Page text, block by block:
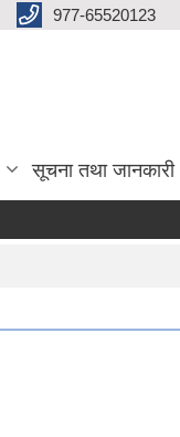
977-65520123
सूचना तथा जानकारी